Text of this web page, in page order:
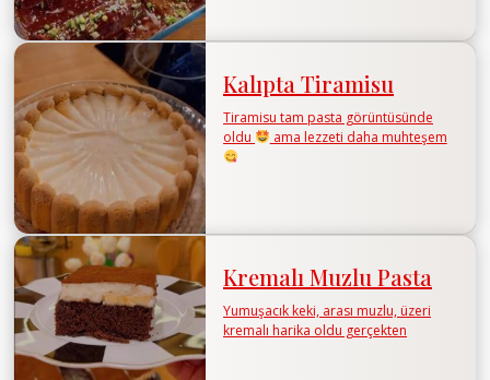
Kalıpta Tiramisu
Tiramisu tam pasta görüntüsünde
oldu
ama lezzeti daha muhteşem
Kremalı Muzlu Pasta
Yumuşacık keki, arası muzlu, üzeri
kremalı harika oldu gerçekten